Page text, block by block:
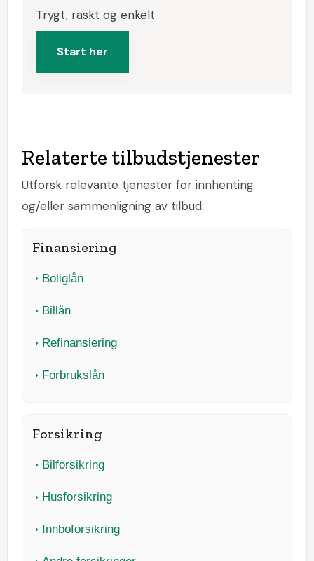
Trygt, raskt og enkelt
Start her
Relaterte tilbudstjenester
Utforsk relevante tjenester for innhenting
og/eller sammenligning av tilbud:
Finansiering
Boliglån
Billån
Refinansiering
Forbrukslån
Forsikring
Bilforsikring
Husforsikring
Innboforsikring